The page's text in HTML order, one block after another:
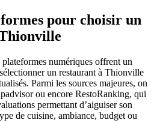
pour choisir un
plateformes numériques offrent un
un restaurant à Thionville
Parmi les sources majeures, on
ou encore RestoRanking, qui
permettant d’aiguiser son
de cuisine, ambiance, budget ou